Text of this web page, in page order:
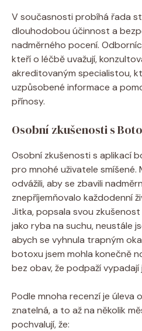
V současnosti probíhá řada⁣
dlouhodobou​ účinnost⁣ a
​nadměrného pocení.
kteří o léčbě uvažují,
akreditovaným specialistou,
uzpůsobené informace a
přínosy.
Osobní zkušenosti s
Osobní ⁣zkušenosti s aplikací
pro mnohé uživatele
‌odvážili,‌ aby se​ zbavili⁤
znepříjemňovalo každodenní
Jitka, popsala svou zkušenost
jako ryba⁤ na suchu,⁤ neustále‌
abych ⁤se vyhnula trapným⁢
botoxu jsem mohla konečně
bez obav,⁢ že podpaží vypadají
Podle mnoha recenzí je úleva
znatelná, a to až na několik
pochvalují, že: